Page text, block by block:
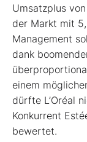
Umsatzplus
der Markt mit
Management
dank
einem
dürfte L’Oréal
Konkurrent
bewertet.